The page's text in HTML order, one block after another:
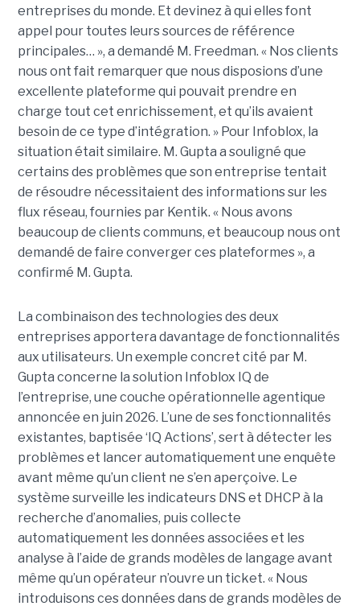
entreprises du monde. Et devinez à qui elles font
appel pour toutes leurs sources de référence
principales… », a demandé M. Freedman. « Nos clients
nous ont fait remarquer que nous disposions d’une
excellente plateforme qui pouvait prendre en
charge tout cet enrichissement, et qu’ils avaient
besoin de ce type d’intégration. » Pour Infoblox, la
situation était similaire. M. Gupta a souligné que
certains des problèmes que son entreprise tentait
de résoudre nécessitaient des informations sur les
flux réseau, fournies par Kentik. « Nous avons
beaucoup de clients communs, et beaucoup nous ont
demandé de faire converger ces plateformes », a
confirmé M. Gupta.
La combinaison des technologies des deux
entreprises apportera davantage de fonctionnalités
aux utilisateurs. Un exemple concret cité par M.
Gupta concerne la solution Infoblox IQ de
l’entreprise, une couche opérationnelle agentique
annoncée en juin 2026. L’une de ses fonctionnalités
existantes, baptisée ‘IQ Actions’, sert à détecter les
problèmes et lancer automatiquement une enquête
avant même qu’un client ne s’en aperçoive. Le
système surveille les indicateurs DNS et DHCP à la
recherche d’anomalies, puis collecte
automatiquement les données associées et les
analyse à l’aide de grands modèles de langage avant
même qu’un opérateur n’ouvre un ticket. « Nous
introduisons ces données dans de grands modèles de